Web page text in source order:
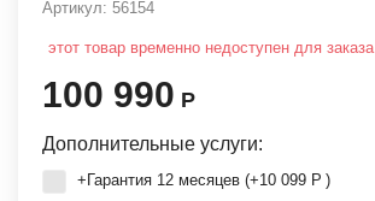
Артикул: 56154
этот товар временно недоступен для заказа
100 990 Р
Дополнительные услуги:
+Гарантия 12 месяцев (+10 099 Р )